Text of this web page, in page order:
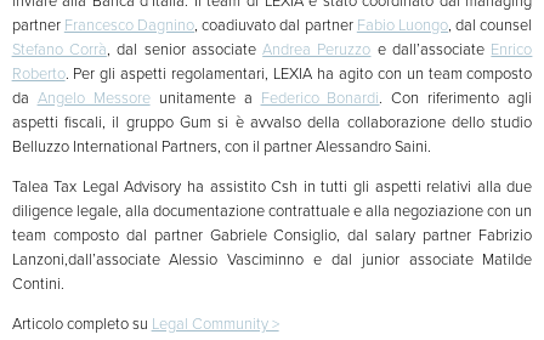
partner Francesco Dagnino, coadiuvato dal partner Fabio Luongo, dal counsel
Stefano Corrà, dal senior associateAndrea Peruzzo e dall’associate Enrico
Roberto. Per gli aspetti regolamentari, LEXIA ha agito con un team composto
da Angelo Messoreunitamente a Federico Bonardi. Con riferimento agli
aspetti fiscali, il gruppo Gum si è avvalso della collaborazione dello studio
Belluzzo International Partners, con il partner Alessandro Saini.
Talea Tax Legal Advisory ha assistito Csh in tutti gli aspetti relativi alla due
diligence legale, alla documentazione contrattuale e alla negoziazione con un
team composto dal partner Gabriele Consiglio, dal salary partner Fabrizio
Lanzoni,dall’associate Alessio Vasciminno e dal junior associate Matilde
Contini.
Articolo completo su Legal Community >